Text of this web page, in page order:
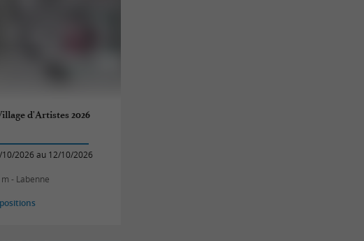
d'Artistes 2026
10/2026 au 12/10/2026
- Labenne